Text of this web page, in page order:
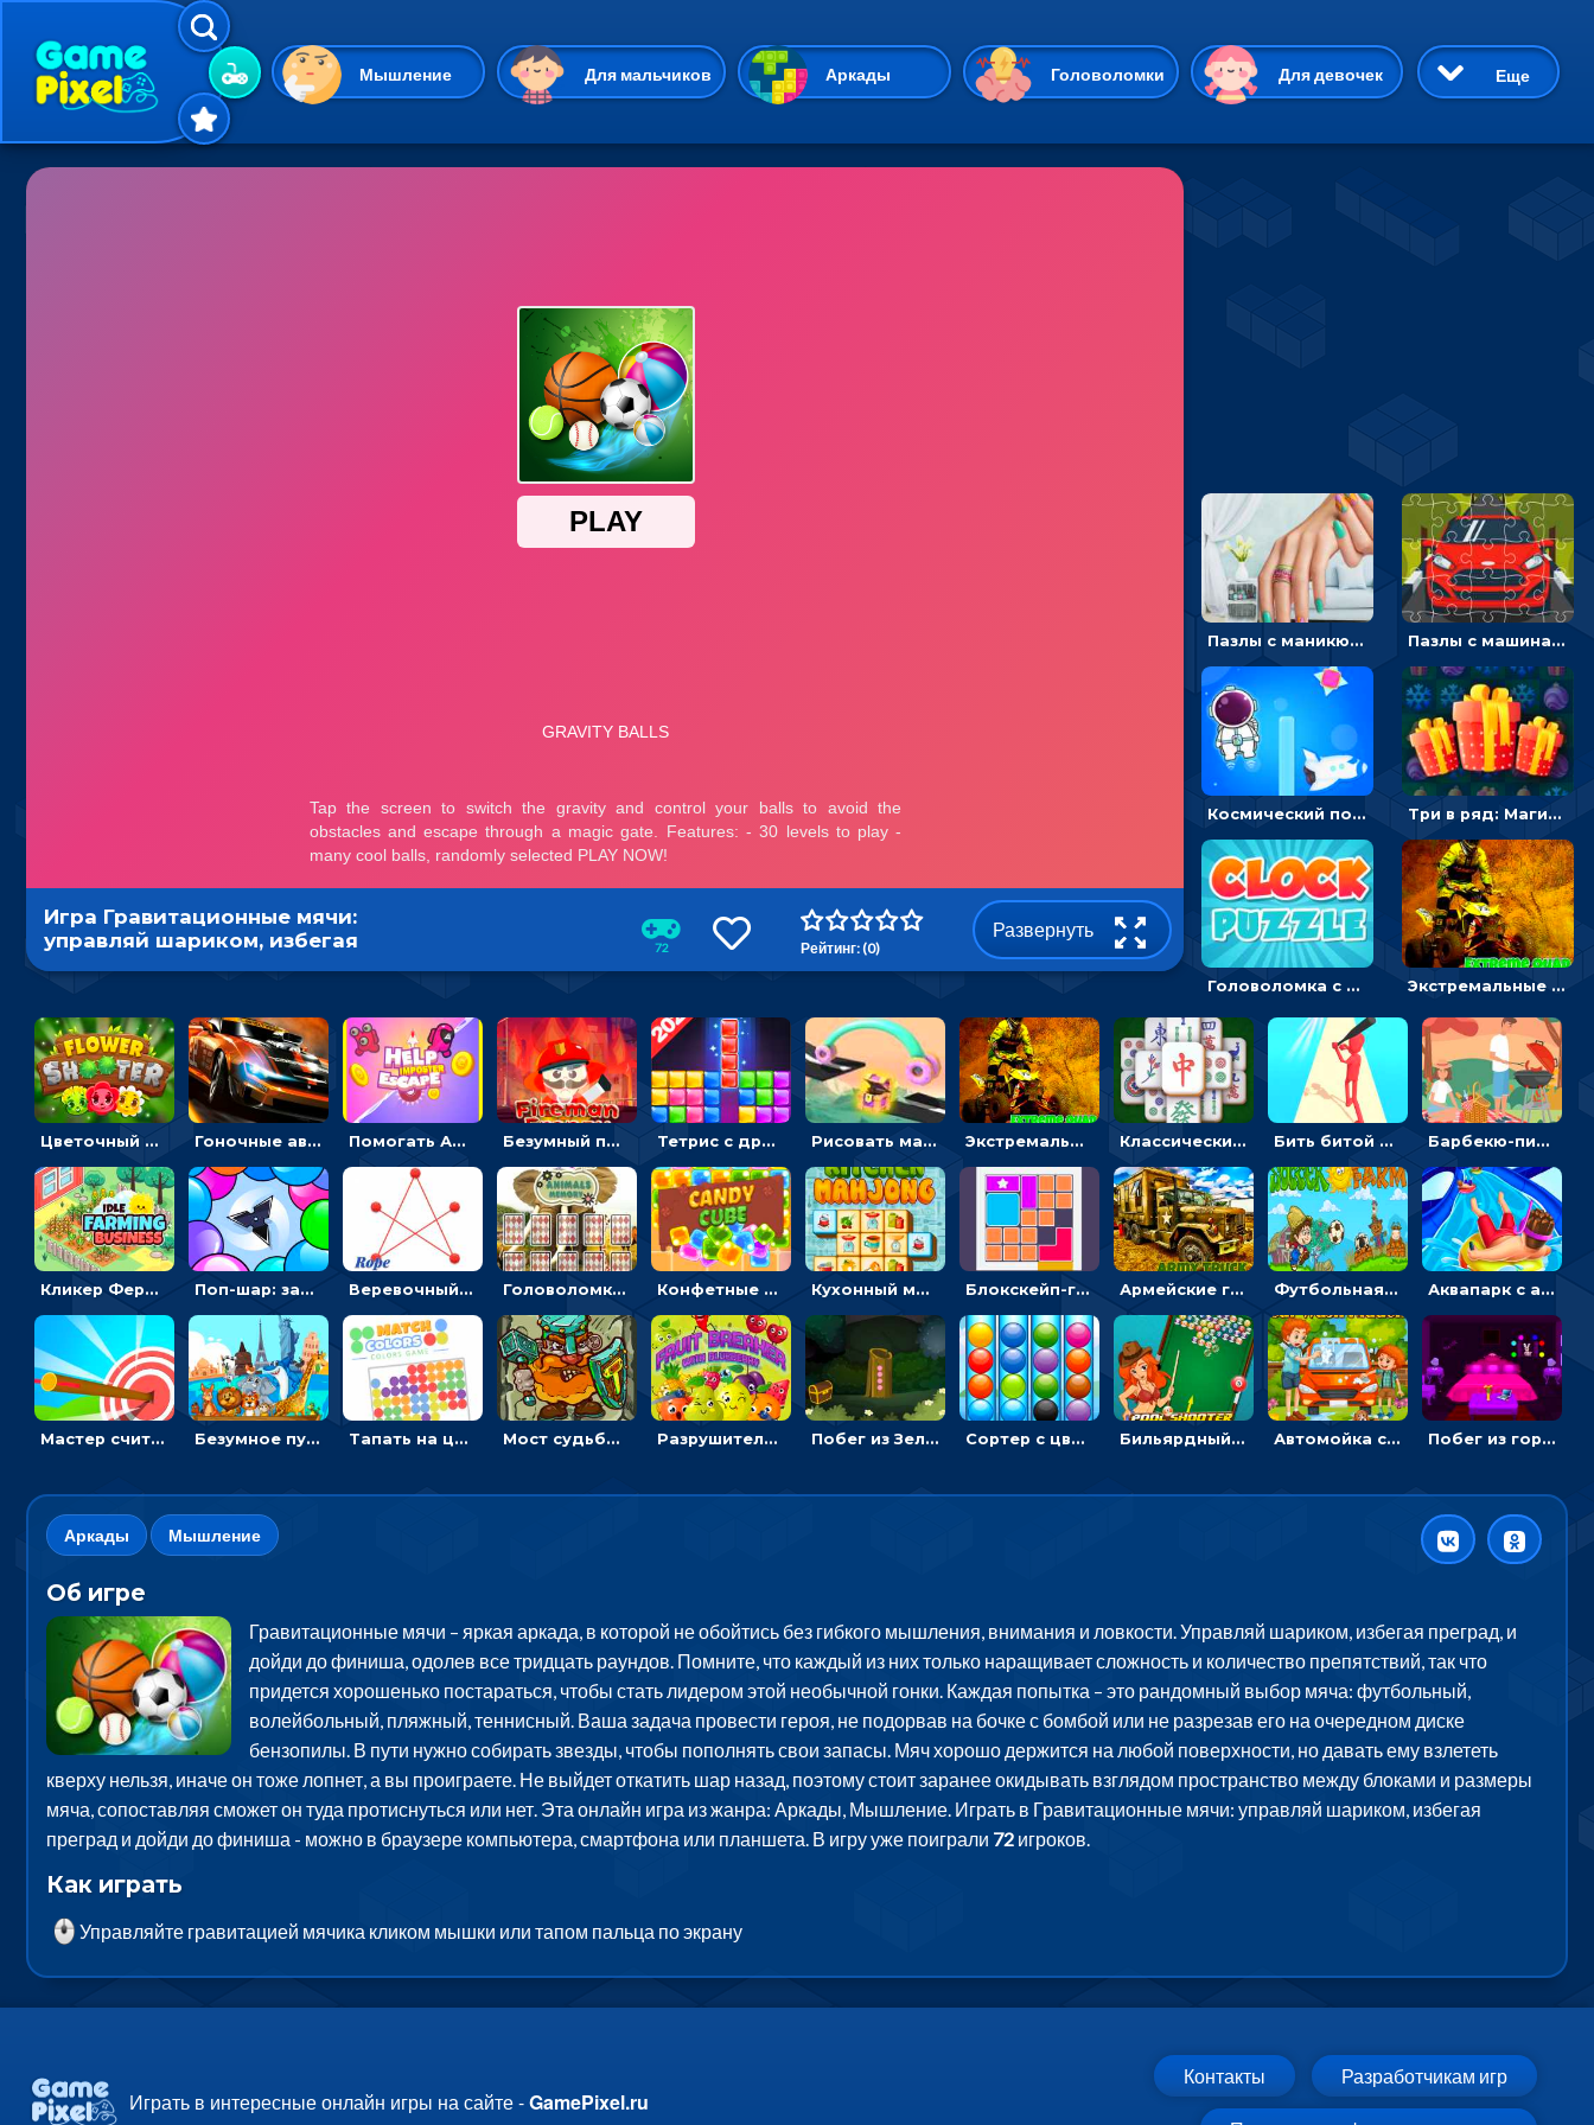
Мышление Для мальчиков Аркады Головоломки Для девочек
Гиперказуальные Казуальные Веселые 3D Приключения
Симуляторы
Пасьянс
Еще
Пазлы с маникюром: собери идеальный рисунок для ногтей Пазлы с машинами Форд: собирать картинки и открывать новые
Космический побег: двигать космонавта, чтобы попасть к кораблю Три в ряд: Магические рождественские драгоценности
Головоломка с часами для детей: читать время по циферблату Экстремальные пазлы с квадроциклами: собирать крутые тачки
Игра Гравитационные мячи:
управляй шариком, избегая
преград и дойди до финиша
72 Рейтинг: (0)
Развернуть
Цветочный шутер: стрелять пчелками по цветам Гоночные авто в пазлах: разбей картинку и собери снова Помогать Амонг Ас бежать из комнаты через преграды - приключения Безумный пожарный: направлять шланг, чтобы тушить горящие бревна Тетрис с драгоценными камнями: расставляй блоки, чтобы получить линию - головоломка Рисовать машину и выигрывать гонку - для мальчиков Экстремальные пазлы с квадроциклами: собирать крутые тачки Классический маджонг на время: находить пары одинаковых плиток, чтобы расчищать поле Бить битой по шарику, чтобы сбивать кубики с буквами на пути к финишу - 3D Барбекю-пикник: искать скрытые предметы на картинках - головоломка
Кликер Фермерский бизнес: расти овощи, чтобы богатеть Поп-шар: запускать колючку, чтобы лопать воздушные шарики Веревочный мастер: двигай узелки и развязывай их Головоломка с животными: переворачивать карточки, чтобы находить пару Конфетные кубики: двигать сладости в сторону, чтобы стрелять по целям Кухонный маджонг: соединять пары посуды и расчищать поле Блокскейп-головоломка: двигать блоки, чтобы достать элемент со звездой Армейские грузовики в пазлах: собери военную машину Футбольная ферма: бей по мячу, чтобы забивать в ворота и ловить звезды Аквапарк с акулами: жми, чтобы лететь к финишу по волнам
Мастер считать стрелы: увеличивать запас, чтобы поразить больше целей Безумное путешествие друзей по миру: собирать пазлы из фото с животными Тапать на цветные точки, чтобы взрывать одинаковые - три в ряд Мост судьбы: прыгать по платформам и бить молотом орков Разрушитель фруктов: стрелять ягодами по ананасам Побег из Зеленого парка: решай ребусы, чтобы выбраться на свободу Сортер с цветными шариками: размещать в колбах по цвету Бильярдный пул: стрелять шариками, чтобы взрывать одинаковые Автомойка со скрытыми звездами: ищи на время Побег из горной деревни: решай головоломки, чтобы открыть ворота
Аркады Мышление
Об игре
Гравитационные мячи – яркая аркада, в которой не обойтись без гибкого мышления, внимания и ловкости. Управляй шариком, избегая преград, и
дойди до финиша, одолев все тридцать раундов. Помните, что каждый из них только наращивает сложность и количество препятствий, так что
придется хорошенько постараться, чтобы стать лидером этой необычной гонки. Каждая попытка – это рандомный выбор мяча: футбольный,
волейбольный, пляжный, теннисный. Ваша задача провести героя, не подорвав на бочке с бомбой или не разрезав его на очередном диске
бензопилы. В пути нужно собирать звезды, чтобы пополнять свои запасы. Мяч хорошо держится на любой поверхности, но давать ему взлететь
кверху нельзя, иначе он тоже лопнет, а вы проиграете. Не выйдет откатить шар назад, поэтому стоит заранее окидывать взглядом пространство между блоками и размеры
мяча, сопоставляя сможет он туда протиснуться или нет. Эта онлайн игра из жанра: Аркады, Мышление. Играть в Гравитационные мячи: управляй шариком, избегая
преград и дойди до финиша - можно в браузере компьютера, смартфона или планшета. В игру уже поиграли 72игроков.
Как играть
Управляйте гравитацией мячика кликом мышки или тапом пальца по экрану
Играть в интересные онлайн игры на сайте -GamePixel.ru
Контакты Разработчикам игр